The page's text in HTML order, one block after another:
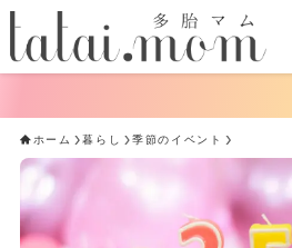
ホーム 暮らし 季節のイベント